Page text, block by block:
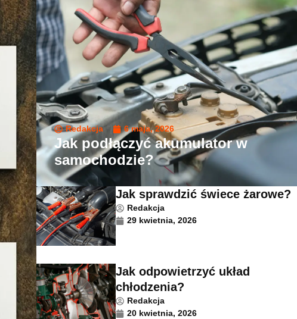
Redakcja 6 maja, 2026
Jak podłączyć akumulator w
samochodzie?
Jak sprawdzić świece żarowe?
Redakcja
29 kwietnia, 2026
Jak odpowietrzyć układ
chłodzenia?
Redakcja
20 kwietnia, 2026